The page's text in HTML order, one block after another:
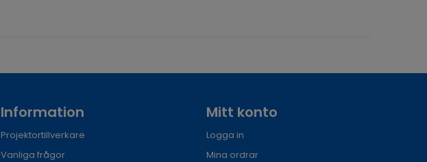
Information
Projektortillverkare
Vanliga frågor
Mitt konto
Logga in
Mina ordrar